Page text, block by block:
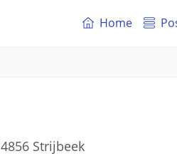
Home
Strijbeek